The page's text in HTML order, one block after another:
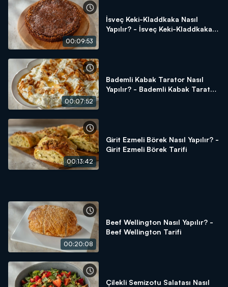
00:09:53
İsveç Keki-Kladdkaka Nasıl
Yapılır? - İsveç Keki-Kladdkaka
00:07:52
Bademli Kabak Tarator Nasıl
Yapılır? - Bademli Kabak Tarator
00:13:42
Girit Ezmeli Börek Nasıl Yapılır? -
Girit Ezmeli Börek Tarifi
00:20:08
Beef Wellington Nasıl Yapılır? -
Beef Wellington Tarifi
Çilekli Semizotu Salatası Nasıl